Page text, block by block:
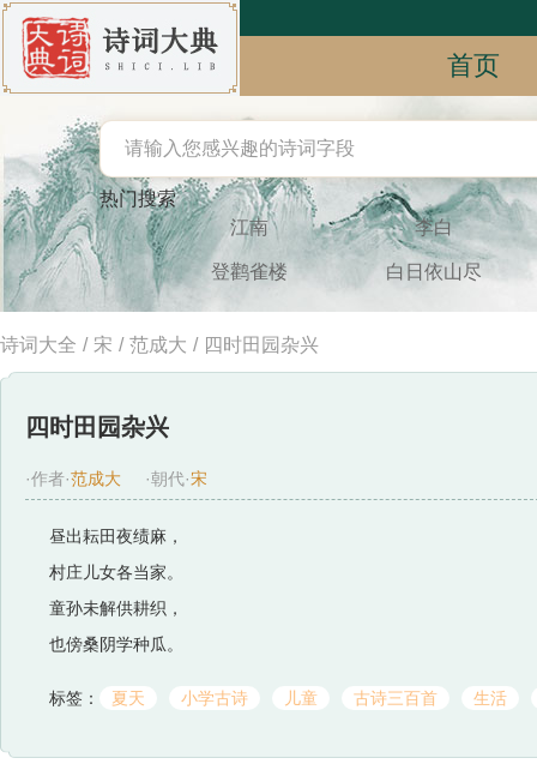
首页
热门搜索
江南
李白
登鹳雀楼 白日依山尽
诗词大全 / 宋 / 范成大 / 四时田园杂兴
四时田园杂兴
·作者·范成大 ·朝代·宋
昼出耘田夜绩麻，
村庄儿女各当家。
童孙未解供耕织，
也傍桑阴学种瓜。
标签： 夏天 小学古诗 儿童 古诗三百首 生活